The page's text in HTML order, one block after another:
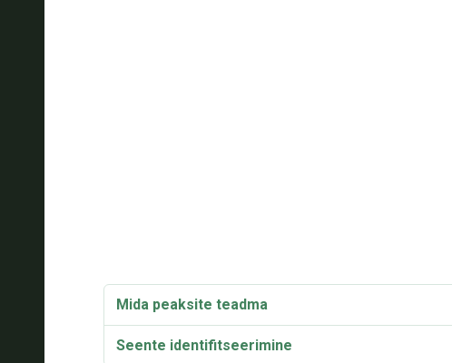
Mida peaksite teadma
Seente identifitseerimine